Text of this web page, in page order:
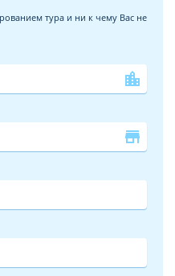
тура и ни к чему Вас не
location_city
store